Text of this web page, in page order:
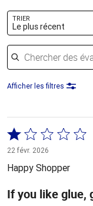
TRIER
Le plus récent
Chercher des
Afficher les filtres
Coté
1 sur
5
22 févr. 2026
Happy Shopper
If you like glue,